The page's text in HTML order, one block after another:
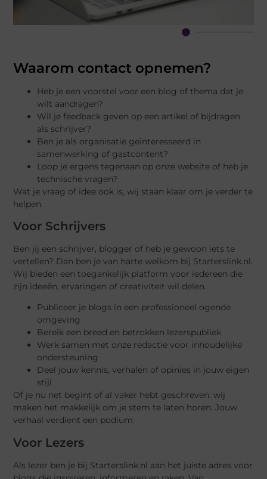
Waarom contact opnemen?
Heb je een voorstel voor een blog of thema dat je
wilt aandragen?
Wil je feedback geven op een artikel of bijdragen
als schrijver?
Ben je als organisatie geïnteresseerd in
samenwerking of gastcontent?
Loop je ergens tegenaan op onze website of heb je
technische vragen?
Wat je vraag of idee ook is, wij staan klaar om je verder te
helpen.
Voor Schrijvers
Ben jij een schrijver, blogger of heb je gewoon iets te
vertellen? Dan ben je van harte welkom bij Starterslink.nl.
Wij bieden een toegankelijk platform voor iedereen die
zijn ideeën, ervaringen of creativiteit wil delen.
Publiceer je blogs in een professioneel ogende
omgeving
Bereik een breed en betrokken lezerspubliek
Werk samen met onze redactie voor inhoudelijke
ondersteuning
Deel jouw kennis, verhalen of opinies in jouw eigen
stijl
Of je nu net begint of al vaker hebt geschreven: wij
maken het makkelijk om je stem te laten horen. Jouw
verhaal verdient een podium.
Voor Lezers
Als lezer ben je bij Starterslink.nl aan het juiste adres voor